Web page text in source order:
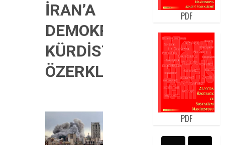
İRAN’A
DEMOKRASİ,
KÜRDİSTAN’A
ÖZERKLİK!
PDF
PDF